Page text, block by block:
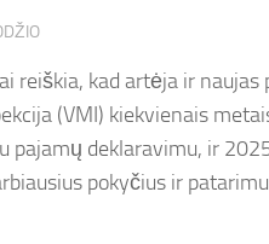
reiškia, kad artėja ir
(VMI) kiekvienais
pajamų deklaravimu, ir
pokyčius ir